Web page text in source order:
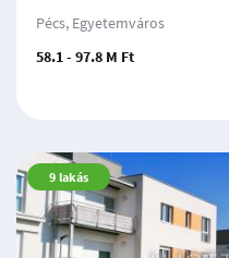
Pécs, Egyetemváros
58.1 - 97.8 M Ft
9 lakás